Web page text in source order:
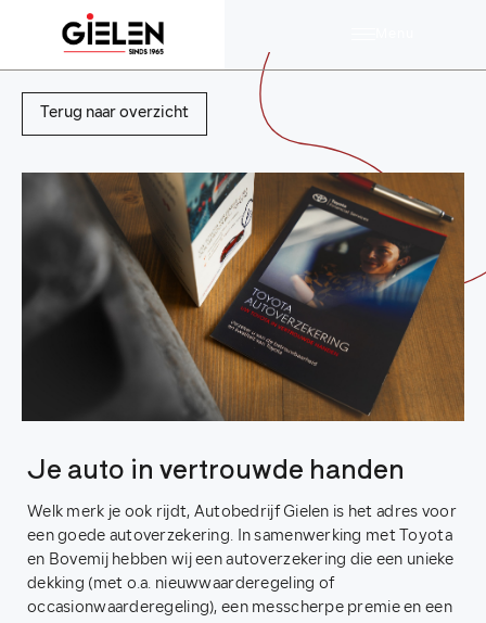
Terug naar overzicht
Je auto in vertrouwde handen
Welk merk je ook rijdt, Autobedrijf Gielen is het adres voor
een goede autoverzekering. In samenwerking met Toyota
en Bovemij hebben wij een autoverzekering die een unieke
dekking (met o.a. nieuwwaarderegeling of
occasionwaarderegeling), een messcherpe premie en een